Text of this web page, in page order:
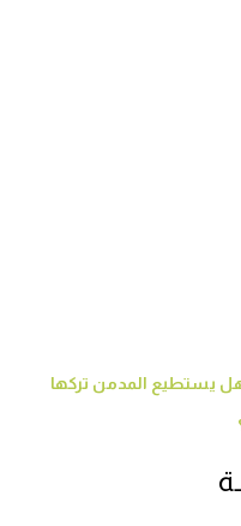
يستطيع المدمن تركها